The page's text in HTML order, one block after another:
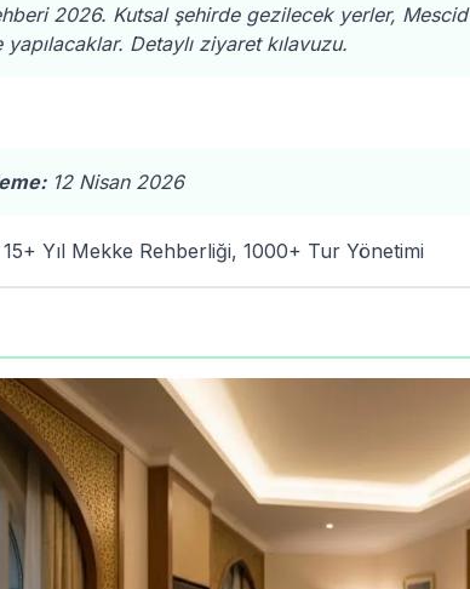
2026. Kutsal şehirde gezilecek yerler,
Detaylı ziyaret kılavuzu.
12 Nisan 2026
15+ Yıl Mekke Rehberliği, 1000+ Tur Yönetimi